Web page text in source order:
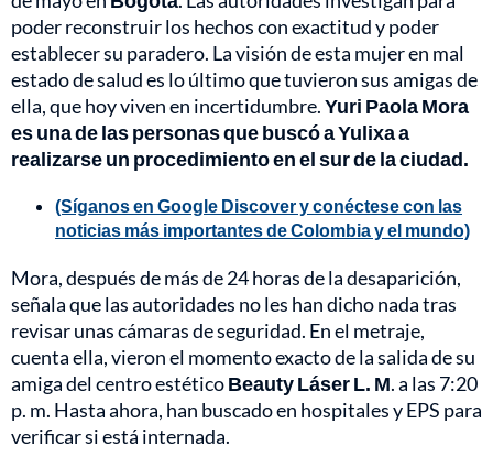
poder reconstruir los hechos con exactitud y poder
establecer su paradero. La visión de esta mujer en mal
estado de salud es lo último que tuvieron sus amigas de
ella, que hoy viven en incertidumbre.Yuri Paola Mora
es una de las personas que buscó a Yulixa a
realizarse un procedimiento en el sur de la ciudad.
(Síganos en Google Discover y conéctese con las
noticias más importantes de Colombia y el mundo)
Mora, después de más de 24 horas de la desaparición,
señala que las autoridades no les han dicho nada tras
revisar unas cámaras de seguridad. En el metraje,
cuenta ella, vieron el momento exacto de la salida de su
amiga del centro estéticoBeauty Láser L. M. a las 7:20
p. m. Hasta ahora, han buscado en hospitales y EPS para
verificar si está internada.